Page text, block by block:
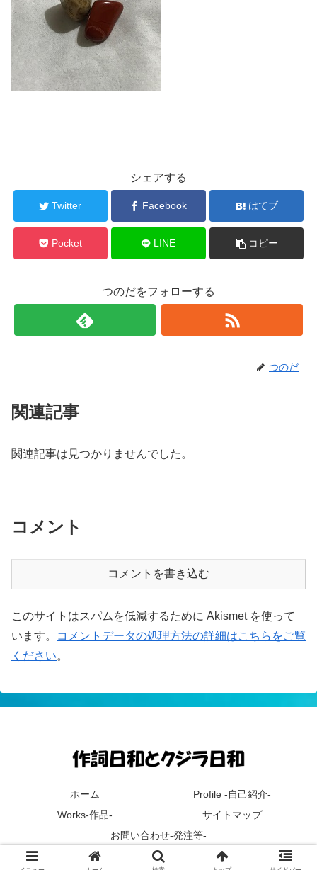
シェアする
Twitter Facebook はてブ
Pocket LINE コピー
つのだをフォローする
つのだ
関連記事
関連記事は見つかりませんでした。
コメント
コメントを書き込む
このサイトはスパムを低減するために Akismet を使って
います。
コメントデータの処理方法の詳細はこちらをご覧
ください。
ホーム
Profile -自己紹介-
Works-作品-
サイトマップ
お問い合わせ-発注等-
© 2019 作詞日和とクジラ日和.